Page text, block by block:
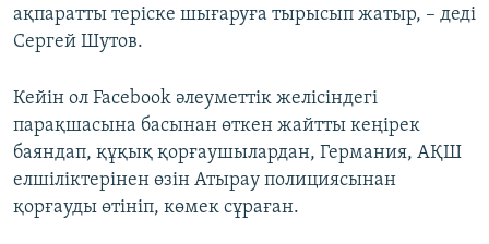
ақпаратты теріске шығаруға тырысып жатыр, – деді
Сергей Шутов.
Кейін ол Facebook әлеуметтік желісіндегі
парақшасына басынан өткен жайтты кеңірек
баяндап, құқық қорғаушылардан, Германия, АҚШ
елшіліктерінен өзін Атырау полициясынан
қорғауды өтініп, көмек сұраған.